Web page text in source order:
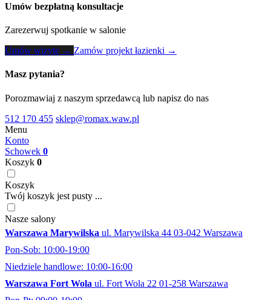
Umów bezpłatną konsultacje
Zarezerwuj spotkanie w salonie
Umów wizytę → Zamów projekt łazienki →
Masz pytania?
Porozmawiaj z naszym sprzedawcą lub napisz do nas
512 170 455 sklep@romax.waw.pl
Menu
Konto
Schowek 0
Koszyk 0
Koszyk
Twój koszyk jest pusty ...
Nasze salony
Warszawa Marywilska ul. Marywilska 44 03-042 Warszawa
Pon-Sob: 10:00-19:00
Niedziele handlowe: 10:00-16:00
Warszawa Fort Wola ul. Fort Wola 22 01-258 Warszawa